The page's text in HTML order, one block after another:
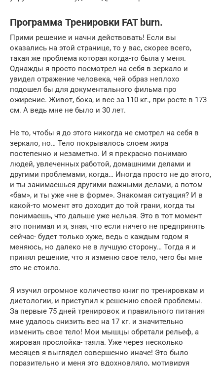
Программа Тренировки FAT burn.
Прими решение и начни действовать! Если вы
оказались на этой странице, то у вас, скорее всего,
такая же проблема которая когда-то была у меня.
Однажды я просто посмотрел на себя в зеркало и
увидел отражение человека, чей образ неплохо
подошел бы для документального фильма про
ожирение. Живот, бока, и вес за 110 кг., при росте в 173
см. А ведь мне не было и 30 лет.
Не то, чтобы я до этого никогда не смотрел на себя в
зеркало, но… Тело покрывалось слоем жира
постепенно и незаметно. И я прекрасно понимаю
людей, увлеченных работой, домашними делами и
другими проблемами, когда… Иногда просто не до этого,
и ты занимаешься другими важными делами, а потом
«бам», и ты уже «не в форме». Знакомая ситуация? И в
какой-то момент это доходит до той грани, когда ты
понимаешь, что дальше уже нельзя. Это в тот момент
это понимал и я, зная, что если ничего не предпринять
сейчас- будет только хуже, ведь с каждым годом я
меняюсь, но далеко не в лучшую сторону… Тогда я и
принял решение, что я изменю свое тело, чего бы мне
это не стоило.
Я изучил огромное количество книг по тренировкам и
диетологии, и приступил к решению своей проблемы.
За первые 75 дней тренировок и правильного питания
мне удалось снизить вес на 17 кг. и значительно
изменить свое тело! Мои мышцы обретали рельеф, а
жировая прослойка- таяла. Уже через несколько
месяцев я выглядел совершенно иначе! Это было
поразительно и меня это вдохновляло, мотивируя